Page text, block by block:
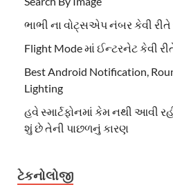
ભાભી ના વોટ્સએપ નંબર કેવી રીતે
Flight Mode માં ઈન્ટરનેટ કેવી
Best Android Notification,
Lighting
હવે સ્માર્ટફોનમાં કેમ નથી આવી
શું છે તેની પાછળનું કારણ
ટેકનોલોજી